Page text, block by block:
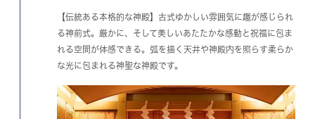
【伝統ある本格的な神殿】古式ゆかしい雰囲気に趣が感じられ
る神前式。厳かに、そして美しいあたたかな感動と祝福に包ま
れる空間が体感できる。弧を描く天井や神殿内を照らす柔らか
な光に包まれる神聖な神殿です。